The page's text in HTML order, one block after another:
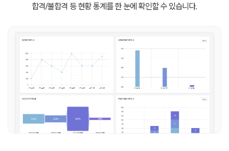
합격/불합격 등 현황 통계를 한 눈에 확인할 수 있습니다.